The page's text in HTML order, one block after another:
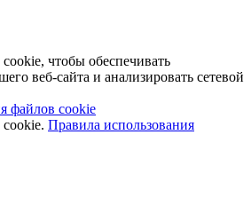
чтобы обеспечивать
веб-сайта и анализировать сетевой
файлов cookie
Правила использования